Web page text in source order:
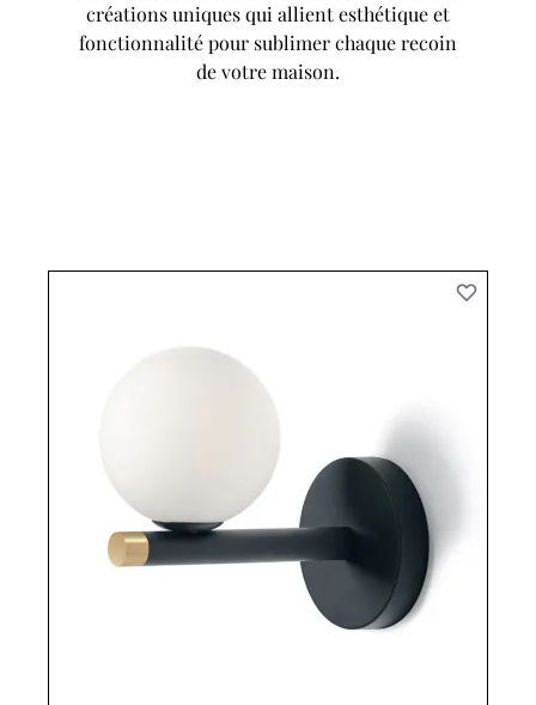
créations uniques qui allient esthétique et
fonctionnalité pour sublimer chaque recoin
de votre maison.